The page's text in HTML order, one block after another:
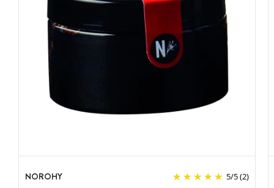
NOROHY 5/5(2)